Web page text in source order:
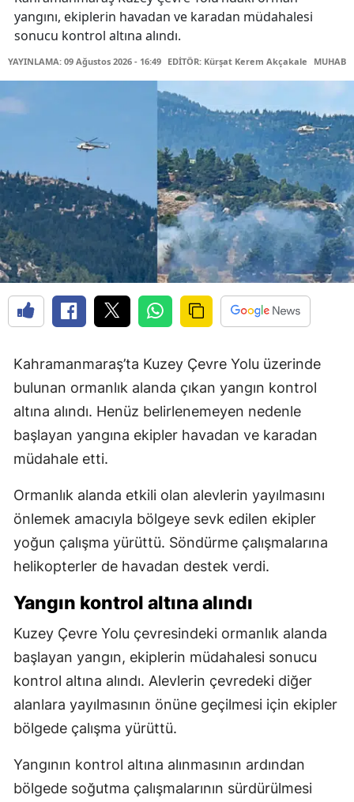
yangını, ekiplerin havadan ve karadan müdahalesi
sonucu kontrol altına alındı.
YAYINLAMA: 09 Ağustos 2026 - 16:49 EDİTÖR: Kürşat Kerem Akçakale
Kahramanmaraş’ta Kuzey Çevre Yolu üzerinde
bulunan ormanlık alanda çıkan yangın kontrol
altına alındı. Henüz belirlenemeyen nedenle
başlayan yangına ekipler havadan ve karadan
müdahale etti.
Ormanlık alanda etkili olan alevlerin yayılmasını
önlemek amacıyla bölgeye sevk edilen ekipler
yoğun çalışma yürüttü. Söndürme çalışmalarına
helikopterler de havadan destek verdi.
Yangın kontrol altına alındı
Kuzey Çevre Yolu çevresindeki ormanlık alanda
başlayan yangın, ekiplerin müdahalesi sonucu
kontrol altına alındı. Alevlerin çevredeki diğer
alanlara yayılmasının önüne geçilmesi için ekipler
bölgede çalışma yürüttü.
Yangının kontrol altına alınmasının ardından
bölgede soğutma çalışmalarının sürdürülmesi